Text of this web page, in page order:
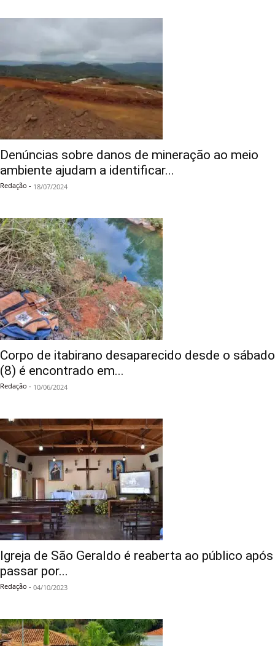
Denúncias sobre danos de mineração ao meio
ambiente ajudam a identificar...
Redação - 18/07/2024
Corpo de itabirano desaparecido desde o sábado
(8) é encontrado em...
Redação - 10/06/2024
Igreja de São Geraldo é reaberta ao público após
passar por...
Redação - 04/10/2023